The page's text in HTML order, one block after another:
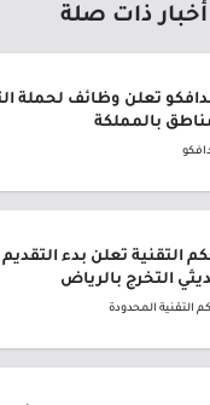
أخبار ذات صلة
تعلن وظائف لحملة
بالمملكة
التقنية تعلن بدء التقديم
التخرج بالرياض
التقنية المحدودة